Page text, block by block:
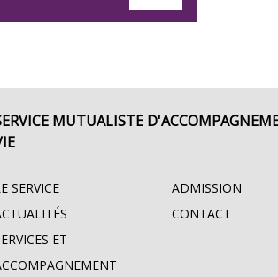
MUTUALISTE
SERVICE
ADMISSION
CONTACT
ET